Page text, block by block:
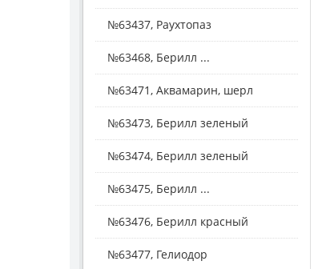
№63437, Раухтопаз
№63468, Берилл ...
№63471, Аквамарин, шерл
№63473, Берилл зеленый
№63474, Берилл зеленый
№63475, Берилл ...
№63476, Берилл красный
№63477, Гелиодор